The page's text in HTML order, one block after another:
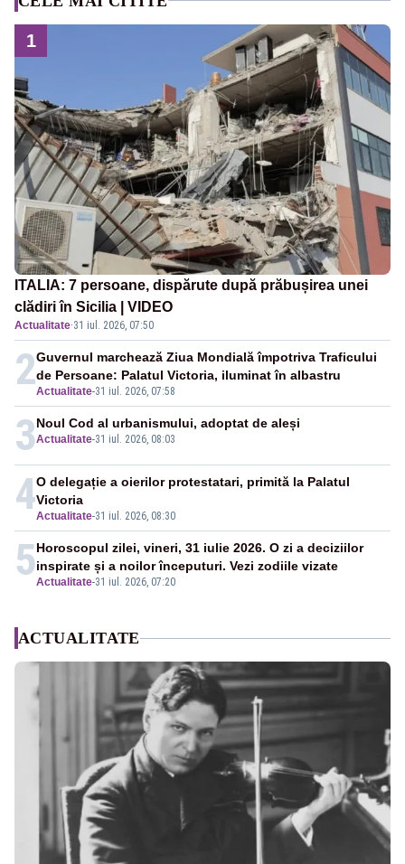
1
ITALIA: 7 persoane, dispărute după prăbușirea unei
clădiri în Sicilia | VIDEO
Actualitate·31 iul. 2026, 07:50
2Actualitate-31 iul. 2026, 07:58
Guvernul marchează Ziua Mondială împotriva Traficului
de Persoane: Palatul Victoria, iluminat în albastru
3Actualitate-31 iul. 2026, 08:03
Noul Cod al urbanismului, adoptat de aleși
4Actualitate-31 iul. 2026, 08:30
O delegație a oierilor protestatari, primită la Palatul
Victoria
5Actualitate-31 iul. 2026, 07:20
Horoscopul zilei, vineri, 31 iulie 2026. O zi a deciziilor
inspirate și a noilor începuturi. Vezi zodiile vizate
ACTUALITATE